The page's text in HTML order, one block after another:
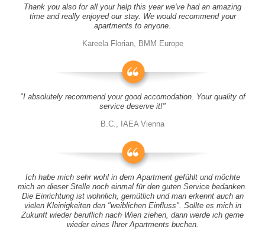
Thank you also for all your help this year we've had an amazing
time and really enjoyed our stay. We would recommend your
apartments to anyone.
Kareela Florian, BMM Europe
"I absolutely recommend your good accomodation. Your quality of
service deserve it!"
B.C., IAEA Vienna
Ich habe mich sehr wohl in dem Apartment gefühlt und möchte
mich an dieser Stelle noch einmal für den guten Service bedanken.
Die Einrichtung ist wohnlich, gemütlich und man erkennt auch an
vielen Kleinigkeiten den "weiblichen Einfluss". Sollte es mich in
Zukunft wieder beruflich nach Wien ziehen, dann werde ich gerne
wieder eines Ihrer Apartments buchen.